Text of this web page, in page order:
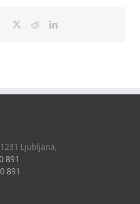
Facebook RedditLinkedIn
Ljubljana,
891
891